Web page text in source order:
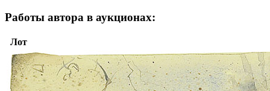
Работы автора в аукционах:
Лот